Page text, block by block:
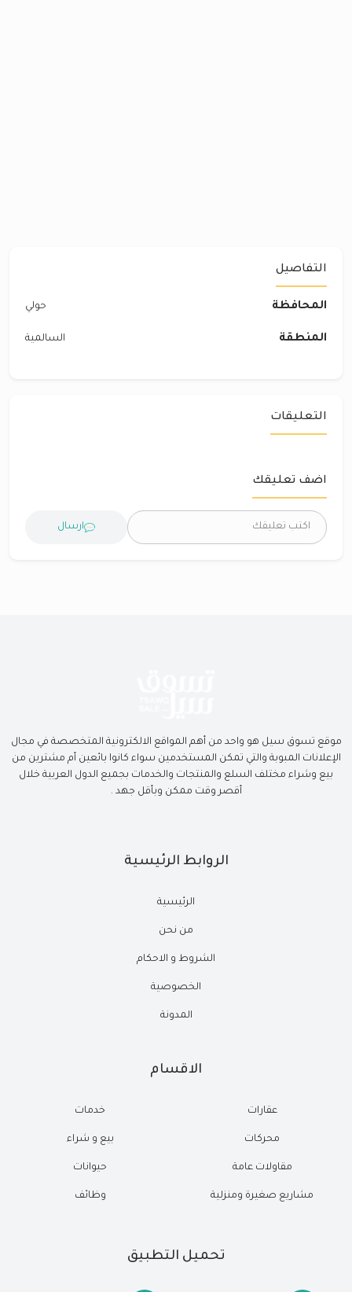
التفاصيل
المحافظة حولي
المنطقة السالمية
التعليقات
اضف تعليقك
ارسال
موقع تسوق سيل هو واحد من أهم المواقع الالكترونية المتخصصة في مجال
الإعلانات المبوبة والتي تمكن المستخدمين سواء كانوا بائعين أم مشترين من
بيع وشراء مختلف السلع والمنتجات والخدمات بجميع الدول العربية خلال
أقصر وقت ممكن وبأقل جهد .
الروابط الرئيسية
الرئيسية
من نحن
الشروط و الاحكام
الخصوصية
المدونة
الاقسام
عقارات
محركات
مقاولات عامة
مشاريع صغيرة ومنزلية
خدمات
بيع و شراء
حيوانات
وظائف
تحميل التطبيق